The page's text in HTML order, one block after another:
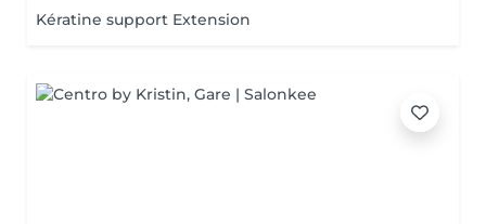
Kératine support Extension